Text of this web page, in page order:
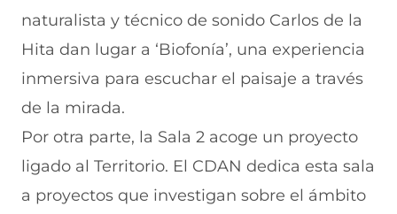
naturalista y técnico de sonido Carlos de la
Hita dan lugar a ‘Biofonía’, una experiencia
inmersiva para escuchar el paisaje a través
de la mirada.
Por otra parte, la Sala 2 acoge un proyecto
ligado al Territorio. El CDAN dedica esta sala
a proyectos que investigan sobre el ámbito